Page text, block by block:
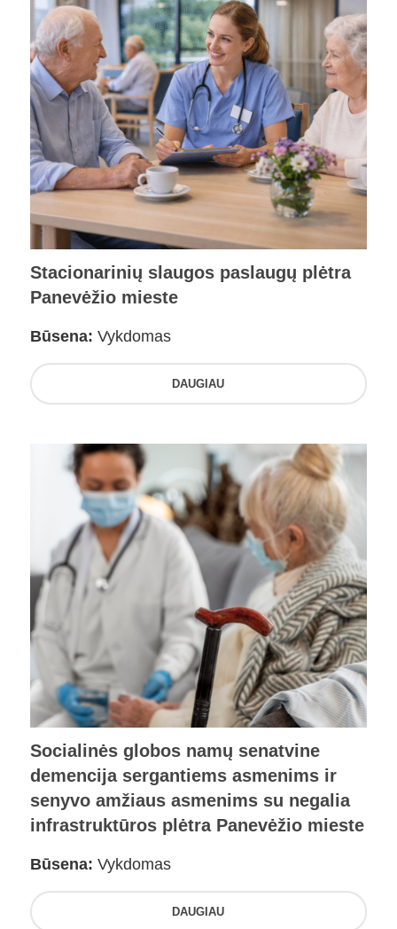
Stacionarinių slaugos paslaugų plėtra
Panevėžio mieste
Būsena: Vykdomas
DAUGIAU
Socialinės globos namų senatvine
demencija sergantiems asmenims ir
senyvo amžiaus asmenims su negalia
infrastruktūros plėtra Panevėžio mieste
Būsena: Vykdomas
DAUGIAU